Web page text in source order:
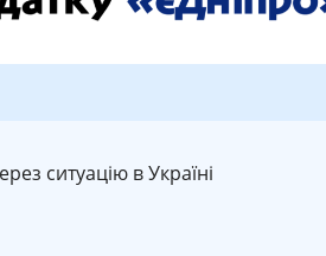
ситуацію в Україні